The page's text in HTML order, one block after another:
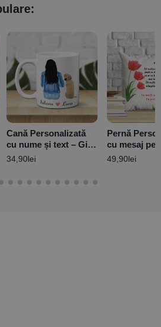
Cană Personalizată
cu nume și text – Girl
and Dog M3
34,90lei
Pernă
cu mesaj
Mama
49,90lei